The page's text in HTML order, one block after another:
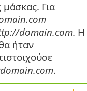
Για
domain.com. Η
ήταν
.